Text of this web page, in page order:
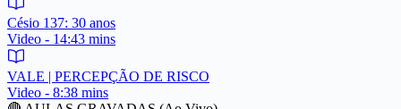
Césio 137: 30 anos
Video - 14:43 mins
VALE | PERCEPÇÃO DE RISCO
Video - 8:38 mins